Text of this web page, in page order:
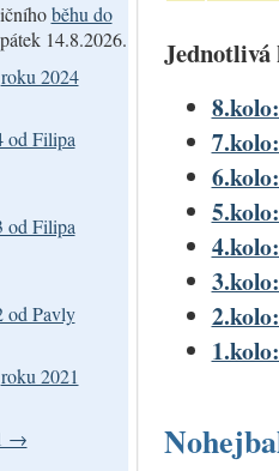
běhu do
14.8.2026.
roku 2024
od Filipa
od Filipa
od Pavly
roku 2021
→
Jednotlivá